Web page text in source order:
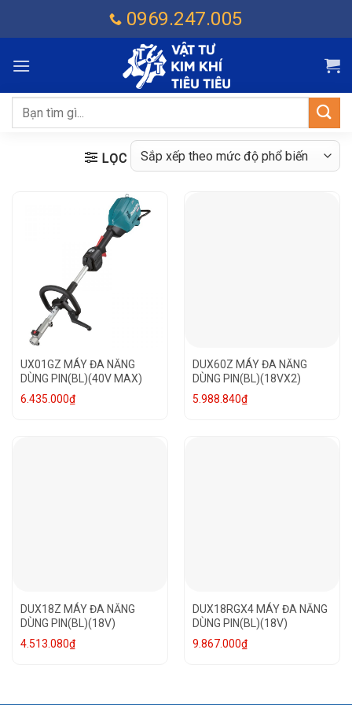
dung
0969.247.005
Tìm
kiếm:
LỌC
UX01GZ MÁY ĐA NĂNG
DÙNG PIN(BL)(40V MAX)
6.435.000₫
DUX60Z MÁY ĐA NĂNG
DÙNG PIN(BL)(18VX2)
5.988.840₫
DUX18Z MÁY ĐA NĂNG
DÙNG PIN(BL)(18V)
4.513.080₫
DUX18RGX4 MÁY ĐA NĂNG
DÙNG PIN(BL)(18V)
9.867.000₫